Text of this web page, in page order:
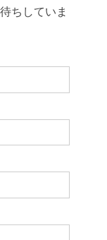
ちしていま
ださい。